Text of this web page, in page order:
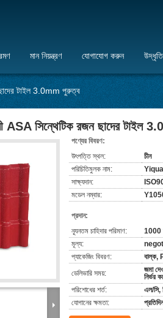
মান নিয়ন্ত্রণ যোগাযোগ করুন
টাইল 3.0mm পুরুত্ব
ASA সিন্থেটিক রজন ছাদের টাইল
পণ্যের বিবরণ:
উৎপত্তি স্থল:
চীন
পরিচিতিমুলক নাম:
সাক্ষ্যদান:
মডেল নম্বার:
প্রদান:
ন্যূনতম চাহিদার পরিমাণ:
1000
মূল্য:
প্যাকেজিং বিবরণ:
বাল্ক,
ডেলিভারি সময়:
জমা
নির্ভর
পরিশোধের শর্ত:
এল/সি,
যোগানের ক্ষমতা: